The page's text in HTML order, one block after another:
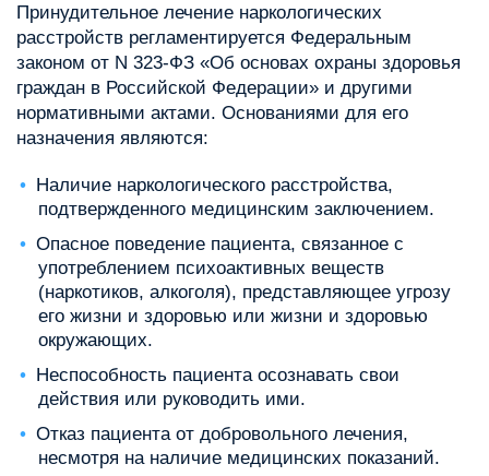
Принудительное лечение наркологических
расстройств регламентируется Федеральным
законом от N 323-ФЗ «Об основах охраны здоровья
граждан в Российской Федерации» и другими
нормативными актами. Основаниями для его
назначения являются:
Наличие наркологического расстройства,
подтвержденного медицинским заключением.
Опасное поведение пациента, связанное с
употреблением психоактивных веществ
(наркотиков, алкоголя), представляющее угрозу
его жизни и здоровью или жизни и здоровью
окружающих.
Неспособность пациента осознавать свои
действия или руководить ими.
Отказ пациента от добровольного лечения,
несмотря на наличие медицинских показаний.